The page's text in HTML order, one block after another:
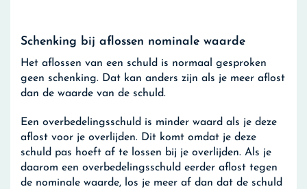
Schenking bij aflossen nominale waarde
Het aflossen van een schuld is normaal gesproken
geen schenking. Dat kan anders zijn als je meer aflost
dan de waarde van de schuld.
Een overbedelingsschuld is minder waard als je deze
aflost voor je overlijden. Dit komt omdat je deze
schuld pas hoeft af te lossen bij je overlijden. Als je
daarom een overbedelingsschuld eerder aflost tegen
de nominale waarde, los je meer af dan dat de schuld